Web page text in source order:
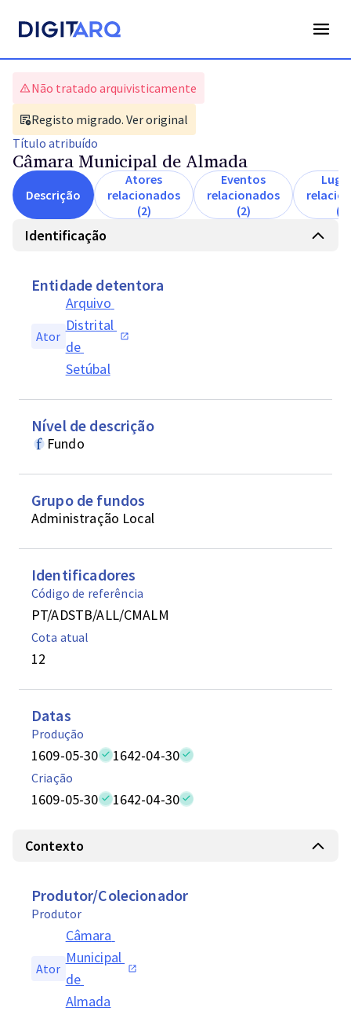
Não tratado arquivisticamente
Registo migrado. Ver original
Título atribuído
Câmara Municipal de Almada
Descrição
Atores
relacionados
(2)
Eventos
relacionados
(2)
(1)
Identificação
Entidade detentora
Ator
Arquivo
Distrital
de
Setúbal
Nível de descrição
Fundo
Grupo de fundos
Administração Local
Identificadores
Código de referência
PT/ADSTB/ALL/CMALM
Cota atual
12
Datas
Produção
1609-05-30 1642-04-30
Criação
1609-05-30 1642-04-30
Contexto
Produtor/Colecionador
Produtor
Ator
Câmara
Municipal
de
Almada